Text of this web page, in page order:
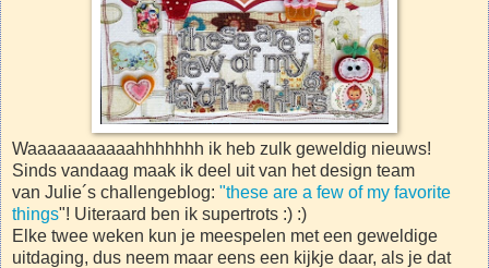
Waaaaaaaaaaahhhhhhh ik heb zulk geweldig nieuws!
Sinds vandaag maak ik deel uit van het design team
van Julie´s challengeblog: "these are a few of my favorite
things"! Uiteraard ben ik supertrots :) :)
Elke twee weken kun je meespelen met een geweldige
uitdaging, dus neem maar eens een kijkje daar, als je dat